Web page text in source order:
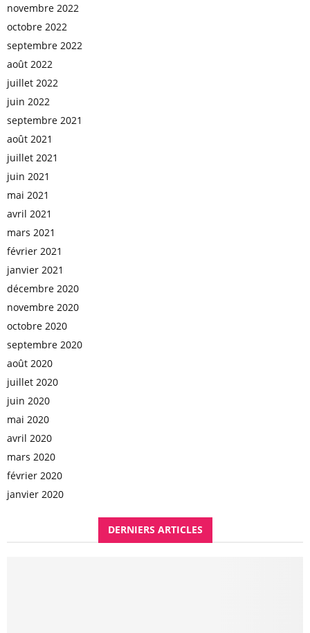
novembre 2022
octobre 2022
septembre 2022
août 2022
juillet 2022
juin 2022
septembre 2021
août 2021
juillet 2021
juin 2021
mai 2021
avril 2021
mars 2021
février 2021
janvier 2021
décembre 2020
novembre 2020
octobre 2020
septembre 2020
août 2020
juillet 2020
juin 2020
mai 2020
avril 2020
mars 2020
février 2020
janvier 2020
DERNIERS ARTICLES